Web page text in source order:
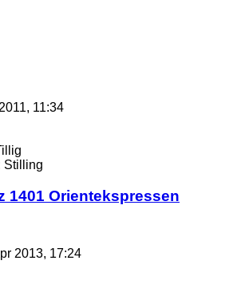
11:34
Stilling
1401 Orientekspressen
2013, 17:24